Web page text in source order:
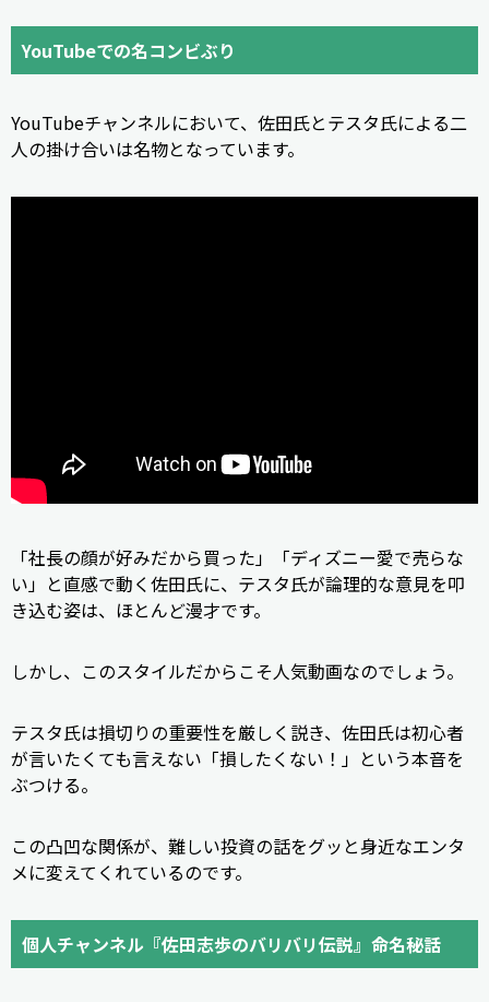
YouTubeでの名コンビぶり
YouTubeチャンネルにおいて、佐田氏とテスタ氏による二
人の掛け合いは名物となっています。
「社長の顔が好みだから買った」「ディズニー愛で売らな
い」と直感で動く佐田氏に、テスタ氏が論理的な意見を叩
き込む姿は、ほとんど漫才です。
しかし、このスタイルだからこそ人気動画なのでしょう。
テスタ氏は損切りの重要性を厳しく説き、佐田氏は初心者
が言いたくても言えない「損したくない！」という本音を
ぶつける。
この凸凹な関係が、難しい投資の話をグッと身近なエンタ
メに変えてくれているのです。
個人チャンネル『佐田志歩のバリバリ伝説』命名秘話